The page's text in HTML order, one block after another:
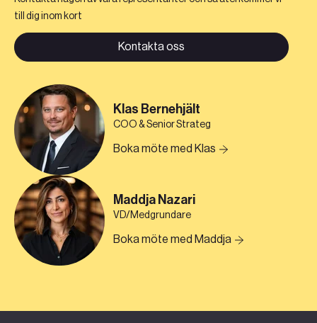
till dig inom kort
Kontakta oss
Klas Bernehjält
COO & Senior Strateg
Boka möte med Klas
Maddja Nazari
VD/Medgrundare
Boka möte med Maddja